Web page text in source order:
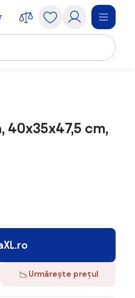
40x35x47,5 cm,
Urmărește prețul